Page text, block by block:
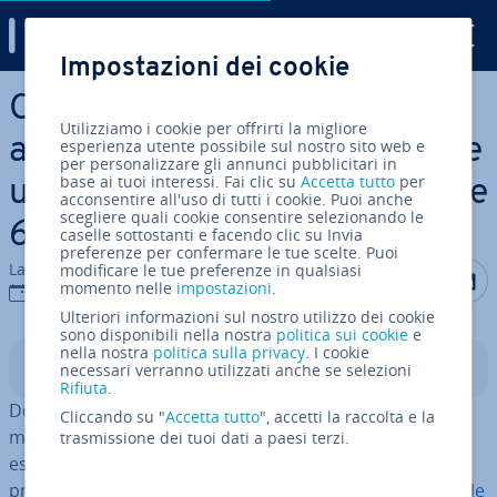
Vai al contenuto prin­ci­pa­le
Ot­ti­miz­za­re il ranking delle
app iOS nell’App Store: creare
una propria app nativa – parte
6.2
La redazione di IONOS
20 lug 2021
Condividi
Indice
Dopo che avete creato un’app iOS, dovete iniziare con il
marketing per l’App Store, in modo che l’app possa
essere trovata, ac­qui­sta­ta e scaricata dagli utenti. Nel
pre­ce­den­te
articolo 6.1 (ot­ti­miz­za­re il ranking per Google
Impostazioni dei cookie
Utilizziamo i cookie per offrirti la migliore
esperienza utente possibile sul nostro sito web e
per personalizzare gli annunci pubblicitari in
base ai tuoi interessi. Fai clic suAccetta tutto per
acconsentire all'uso di tutti i cookie. Puoi anche
scegliere quali cookie consentire selezionando le
caselle sottostanti e facendo clic su Invia
preferenze per confermare le tue scelte. Puoi
modificare le tue preferenze in qualsiasi
momento nelle impostazioni.
Ulteriori informazioni sul nostro utilizzo dei cookie
sono disponibili nella nostra politica sui cookie e
nella nostra politica sulla privacy. I cookie
necessari verranno utilizzati anche se selezioni
Rifiuta.
Cliccando su "Accetta tutto", accetti la raccolta e la
trasmissione dei tuoi dati a paesi terzi.